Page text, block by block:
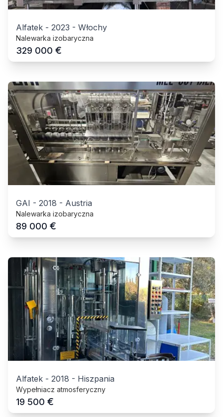
Alfatek - 2023 - Włochy
Nalewarka izobaryczna
329 000 €
GAI - 2018 - Austria
Nalewarka izobaryczna
89 000 €
Alfatek - 2018 - Hiszpania
Wypełniacz atmosferyczny
19 500 €